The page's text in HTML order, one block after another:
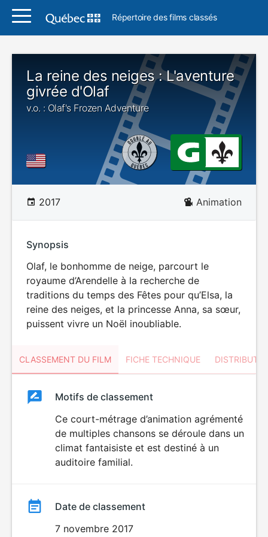
Répertoire des films classés
La reine des neiges : L'aventure
givrée d'Olaf
v.o. : Olaf's Frozen Adventure
2017 Animation
Synopsis
Olaf, le bonhomme de neige, parcourt le
royaume d’Arendelle à la recherche de
traditions du temps des Fêtes pour qu’Elsa, la
reine des neiges, et la princesse Anna, sa sœur,
puissent vivre un Noël inoubliable.
CLASSEMENT DU FILM FICHE TECHNIQUE
ClassementClassement
Motifs de classement
Ce court-métrage d’animation agrémenté
de multiples chansons se déroule dans un
climat fantaisiste et est destiné à un
auditoire familial.
Date de classement
7 novembre 2017